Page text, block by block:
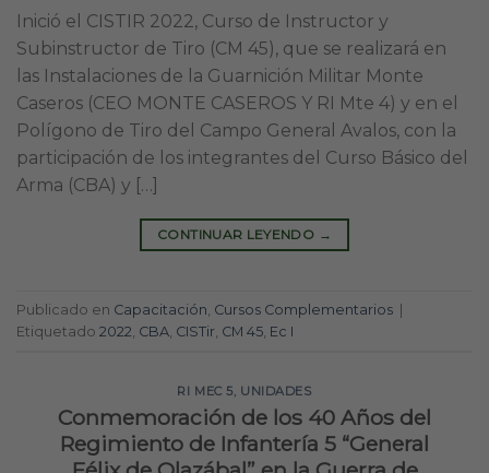
Inició el CISTIR 2022, Curso de Instructor y
Subinstructor de Tiro (CM 45), que se realizará en
las Instalaciones de la Guarnición Militar Monte
Caseros (CEO MONTE CASEROS Y RI Mte 4) y en el
Polígono de Tiro del Campo General Avalos, con la
participación de los integrantes del Curso Básico del
Arma (CBA) y […]
CONTINUAR LEYENDO →
Publicado en Capacitación Cursos Complementarios |
Etiquetado 2022 CBA CISTir CM 45 Ec I
RI MEC 5, UNIDADES
Conmemoración de los 40 Años del
Regimiento de Infantería 5 “General